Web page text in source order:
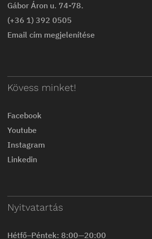
Gábor Áron u. 74-78.
(+36 1) 392 0505
Email cím megjelenítése
Kövess minket!
Facebook
Youtube
Instagram
Linkedin
Nyitvatartás
Hétfő–Péntek: 8:00—20:00